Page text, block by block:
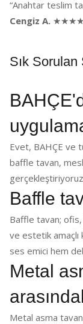
“Anahtar teslim
Cengiz A.
Sık Sorulan
Evet, BAHÇE ve
baffle tavan,
Baffle
Baffle tavan;
ve estetik amaçlı
ses emici hem
Metal
Metal asma